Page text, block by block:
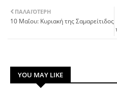
ΠΑΛΑΙΌΤΕΡΗ
10 Μαΐου: Κυριακή της Σαμαρείτιδος
YOU MAY LIKE